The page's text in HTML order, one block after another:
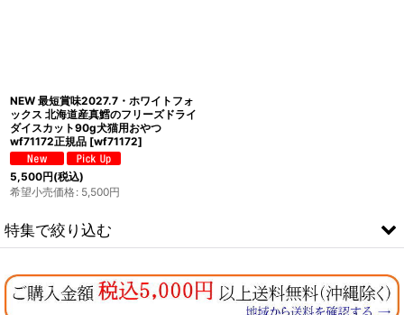
NEW 最短賞味2027.7・ホワイトフォ
ックス 北海道産真鱈のフリーズドライ
ダイスカット90g犬猫用おやつ
wf71172正規品 [wf71172]
5,500円(税込)
希望小売価格: 5,500円
特集で絞り込む
なちゅのオリジナルセット